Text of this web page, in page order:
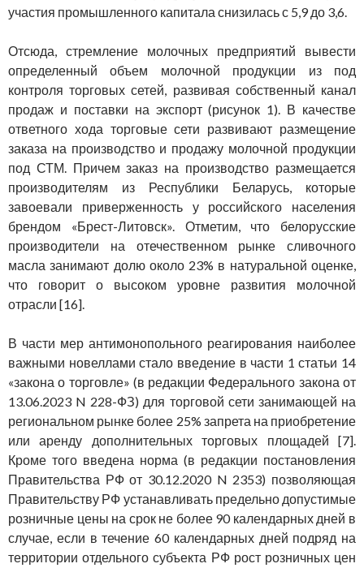
участия промышленного капитала снизилась с 5,9 до 3,6.
Отсюда, стремление молочных предприятий вывести
определенный объем молочной продукции из под
контроля торговых сетей, развивая собственный канал
продаж и поставки на экспорт (рисунок 1). В качестве
ответного хода торговые сети развивают размещение
заказа на производство и продажу молочной продукции
под СТМ. Причем заказ на производство размещается
производителям из Республики Беларусь, которые
завоевали приверженность у российского населения
брендом «Брест-Литовск». Отметим, что белорусские
производители на отечественном рынке сливочного
масла занимают долю около 23% в натуральной оценке,
что говорит о высоком уровне развития молочной
отрасли [16].
В части мер антимонопольного реагирования наиболее
важными новеллами стало введение в части 1 статьи 14
«закона о торговле» (в редакции Федерального закона от
13.06.2023 N 228-ФЗ) для торговой сети занимающей на
региональном рынке более 25% запрета на приобретение
или аренду дополнительных торговых площадей [7].
Кроме того введена норма (в редакции постановления
Правительства РФ от 30.12.2020 N 2353) позволяющая
Правительству РФ устанавливать предельно допустимые
розничные цены на срок не более 90 календарных дней в
случае, если в течение 60 календарных дней подряд на
территории отдельного субъекта РФ рост розничных цен